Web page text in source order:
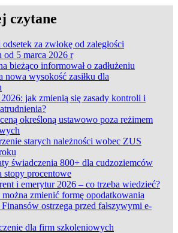
czytane
za zwłokę od zaległości
od 5 marca 2026 r
bieżąco informował o zadłużeniu
nowa wysokość zasiłku dla
jak zmienią się zasady kontroli i
określoną ustawowo poza reżimem
starych należności wobec ZUS
świadczenia 800+ dla cudzoziemców
stopy procentowe
i emerytur 2026 – co trzeba wiedzieć?
zmienić formę opodatkowania
ostrzega przed fałszywymi e-
dla firm szkoleniowych